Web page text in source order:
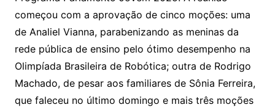
começou com a aprovação de cinco moções: uma
de Analiel Vianna, parabenizando as meninas da
rede pública de ensino pelo ótimo desempenho na
Olimpíada Brasileira de Robótica; outra de Rodrigo
Machado, de pesar aos familiares de Sônia Ferreira,
que faleceu no último domingo e mais três moções